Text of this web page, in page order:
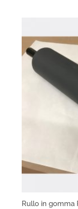
Rullo in gomma